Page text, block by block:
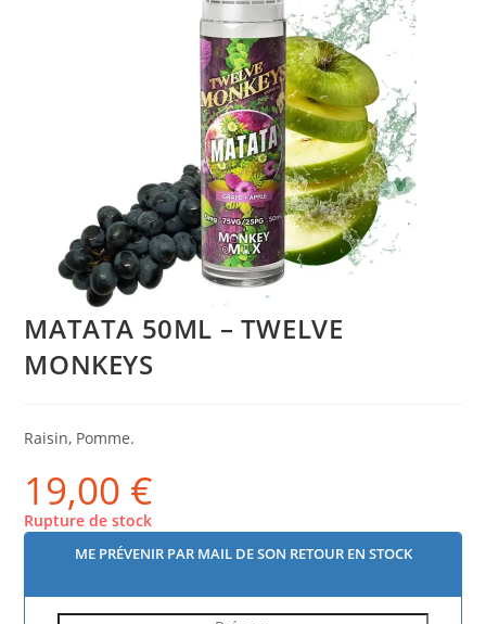
MATATA 50ML – TWELVE
MONKEYS
Raisin, Pomme.
19,00 €
Rupture de stock
ME PRÉVENIR PAR MAIL DE SON RETOUR EN STOCK